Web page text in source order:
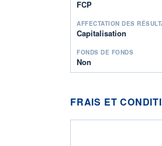
FCP
AFFECTATION DES
Capitalisation
FONDS DE FONDS
Non
FRAIS ET